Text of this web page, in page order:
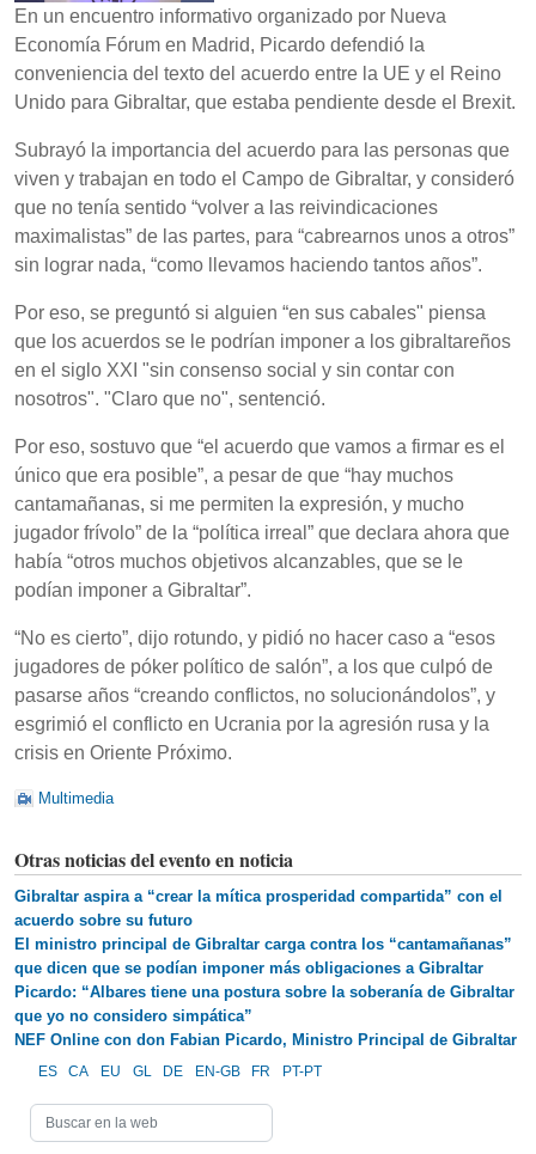
En un encuentro informativo organizado por Nueva
Economía Fórum en Madrid, Picardo defendió la
conveniencia del texto del acuerdo entre la UE y el Reino
Unido para Gibraltar, que estaba pendiente desde el Brexit.
Subrayó la importancia del acuerdo para las personas que
viven y trabajan en todo el Campo de Gibraltar, y consideró
que no tenía sentido “volver a las reivindicaciones
maximalistas” de las partes, para “cabrearnos unos a otros”
sin lograr nada, “como llevamos haciendo tantos años”.
Por eso, se preguntó si alguien “en sus cabales" piensa
que los acuerdos se le podrían imponer a los gibraltareños
en el siglo XXI "sin consenso social y sin contar con
nosotros". "Claro que no", sentenció.
Por eso, sostuvo que “el acuerdo que vamos a firmar es el
único que era posible”, a pesar de que “hay muchos
cantamañanas, si me permiten la expresión, y mucho
jugador frívolo” de la “política irreal” que declara ahora que
había “otros muchos objetivos alcanzables, que se le
podían imponer a Gibraltar”.
“No es cierto”, dijo rotundo, y pidió no hacer caso a “esos
jugadores de póker político de salón”, a los que culpó de
pasarse años “creando conflictos, no solucionándolos”, y
esgrimió el conflicto en Ucrania por la agresión rusa y la
crisis en Oriente Próximo.
Multimedia
Otras noticias del evento en noticia
Gibraltar aspira a “crear la mítica prosperidad compartida” con el
acuerdo sobre su futuro
El ministro principal de Gibraltar carga contra los “cantamañanas”
que dicen que se podían imponer más obligaciones a Gibraltar
Picardo: “Albares tiene una postura sobre la soberanía de Gibraltar
que yo no considero simpática”
NEF Online con don Fabian Picardo, Ministro Principal de Gibraltar
ES CA EU GL DE EN-GB FR PT-PT